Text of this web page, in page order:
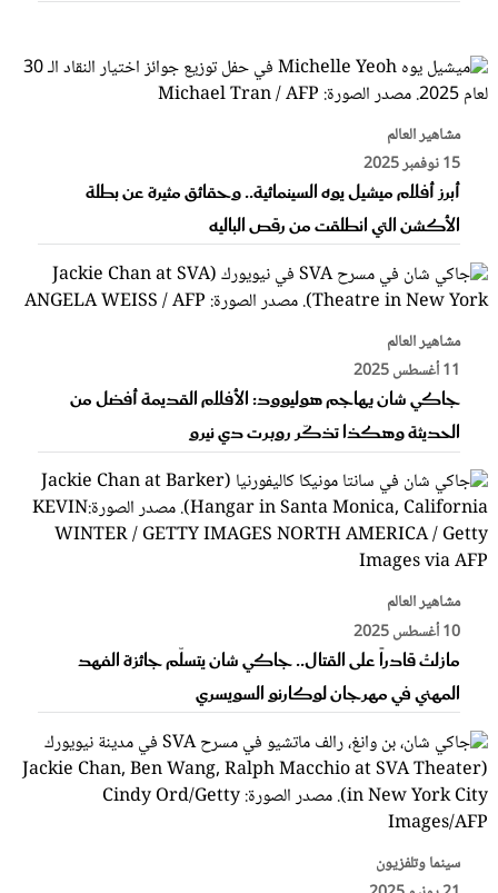
مشاهير العالم
15 نوفمبر 2025
أبرز أفلام ميشيل يوه السينمائية.. وحقائق مثيرة عن بطلة
الأكشن التي انطلقت من رقص الباليه
مشاهير العالم
11 أغسطس 2025
جاكي شان يهاجم هوليوود: الأفلام القديمة أفضل من
الحديثة وهكذا تذكّر روبرت دي نيرو
مشاهير العالم
10 أغسطس 2025
مازلتُ قادراً على القتال.. جاكي شان يتسلّم جائزة الفهد
المهني في مهرجان لوكارنو السويسري
سينما وتلفزيون